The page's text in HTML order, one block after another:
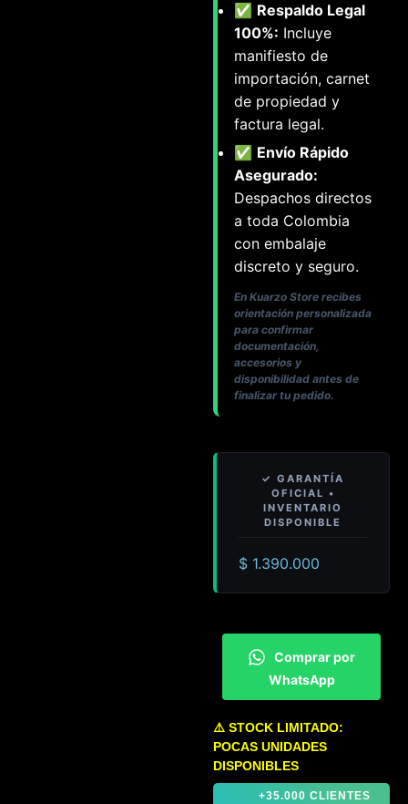
✅ Respaldo Legal
100%: Incluye
manifiesto de
importación, carnet
de propiedad y
factura legal.
✅ Envío Rápido
Asegurado:
Despachos directos
a toda Colombia
con embalaje
discreto y seguro.
En Kuarzo Store recibes
orientación personalizada
para confirmar
documentación,
accesorios y
disponibilidad antes de
finalizar tu pedido.
$ 1.390.000
Comprar por
WhatsApp
⚠️ STOCK LIMITADO:
POCAS UNIDADES
DISPONIBLES
+35.000 CLIENTES